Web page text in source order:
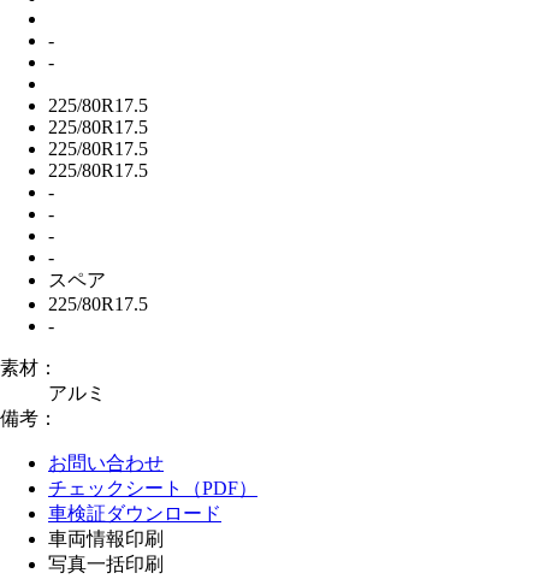
-
-
225/80R17.5
225/80R17.5
225/80R17.5
225/80R17.5
-
-
-
-
スペア
225/80R17.5
-
素材：
アルミ
備考：
お問い合わせ
チェックシート（PDF）
車検証ダウンロード
車両情報印刷
写真一括印刷